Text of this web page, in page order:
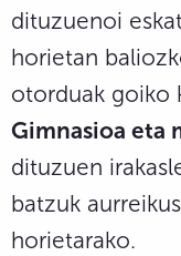
dituzuenoi
horietan
otorduak goiko
Gimnasioa eta
dituzuen
batzuk
horietarako.